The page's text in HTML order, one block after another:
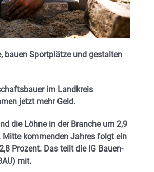
bauen Sportplätze und gestalten
im Landkreis
jetzt mehr Geld.
die Löhne in der Branche um 2,9
Mitte kommenden Jahres folgt ein
Prozent. Das teilt die IG Bauen-
mit.